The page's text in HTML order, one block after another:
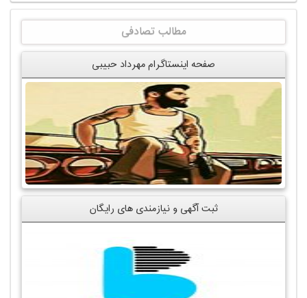
مطالب تصادفی
صفحه اینستاگرام مهرداد حبیبی
ثبت آگهی و نیازمندی های رایگان